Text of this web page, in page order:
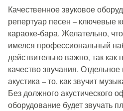
Качественное звуковое
репертуар песен – ключевые
караоке-бара. Желательно,
имелся профессиональный
действительно важно, так
качество звучания.
акустика – то, как звучит
Без должного акустического
оборудование будет звучать